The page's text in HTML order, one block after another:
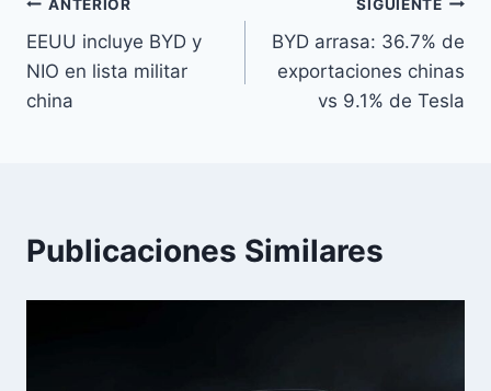
Navegación
de
entradas
ANTERIOR
EEUU incluye BYD y
NIO en lista militar
china
SIGUIENTE
BYD arrasa: 36.7% de
exportaciones chinas
vs 9.1% de Tesla
Publicaciones Similares